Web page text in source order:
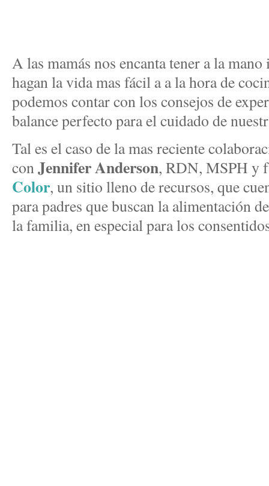
A las mamás nos encanta tener a la
hagan la vida mas fácil a a la hora de
podemos contar con los consejos de
balance perfecto para el cuidado de
Tal es el caso de la mas reciente
conJennifer Anderson, RDN, MSPH y
Color, un sitio lleno de recursos, que
para padres que buscan la alimentación
la familia, en especial para los